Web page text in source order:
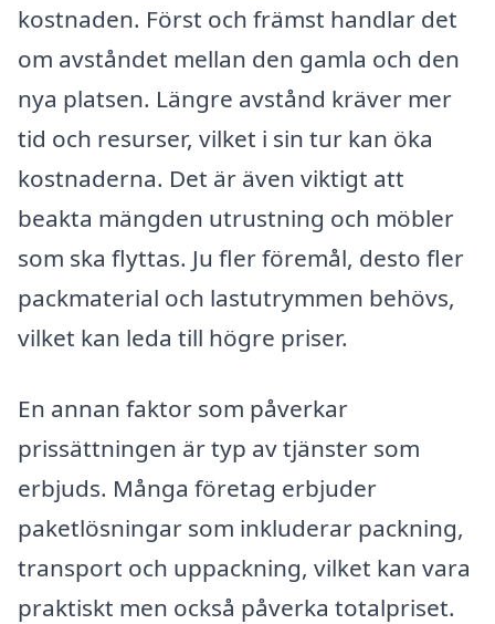
kostnaden. Först och främst handlar det
om avståndet mellan den gamla och den
nya platsen. Längre avstånd kräver mer
tid och resurser, vilket i sin tur kan öka
kostnaderna. Det är även viktigt att
beakta mängden utrustning och möbler
som ska flyttas. Ju fler föremål, desto fler
packmaterial och lastutrymmen behövs,
vilket kan leda till högre priser.
En annan faktor som påverkar
prissättningen är typ av tjänster som
erbjuds. Många företag erbjuder
paketlösningar som inkluderar packning,
transport och uppackning, vilket kan vara
praktiskt men också påverka totalpriset.